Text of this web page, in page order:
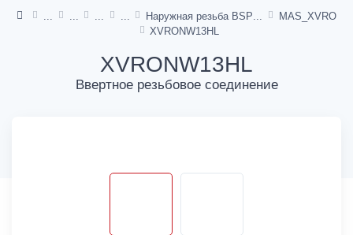
Наружная резьба BSP
MAS_XVRO
XVRONW13HL
XVRONW13HL
Ввертное резьбовое соединение